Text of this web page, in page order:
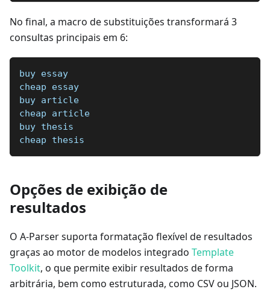
No final, a macro de substituições transformará 3
consultas principais em 6:
buy essay
cheap essay
buy article
cheap article
buy thesis
cheap thesis
Opções de exibição de
resultados
O A-Parser suporta formatação flexível de resultados
graças ao motor de modelos integrado Template
Toolkit, o que permite exibir resultados de forma
arbitrária, bem como estruturada, como CSV ou JSON.